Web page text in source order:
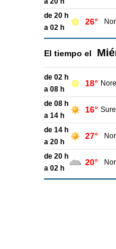
de 20 h
a 02 h
26°
El tiempo el
de 02 h
a 08 h
18°
de 08 h
a 14 h
16°
de 14 h
a 20 h
27°
de 20 h
a 02 h
20°